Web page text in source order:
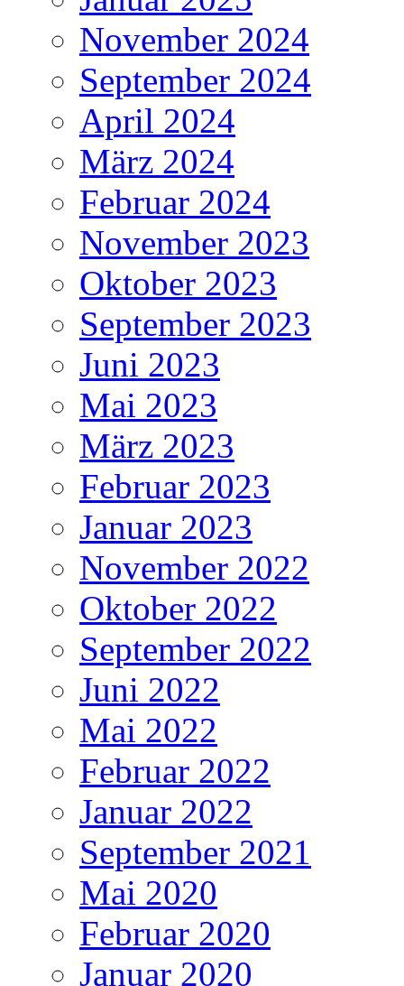
November 2024
September 2024
April 2024
März 2024
Februar 2024
November 2023
Oktober 2023
September 2023
Juni 2023
Mai 2023
März 2023
Februar 2023
Januar 2023
November 2022
Oktober 2022
September 2022
Juni 2022
Mai 2022
Februar 2022
Januar 2022
September 2021
Mai 2020
Februar 2020
Januar 2020